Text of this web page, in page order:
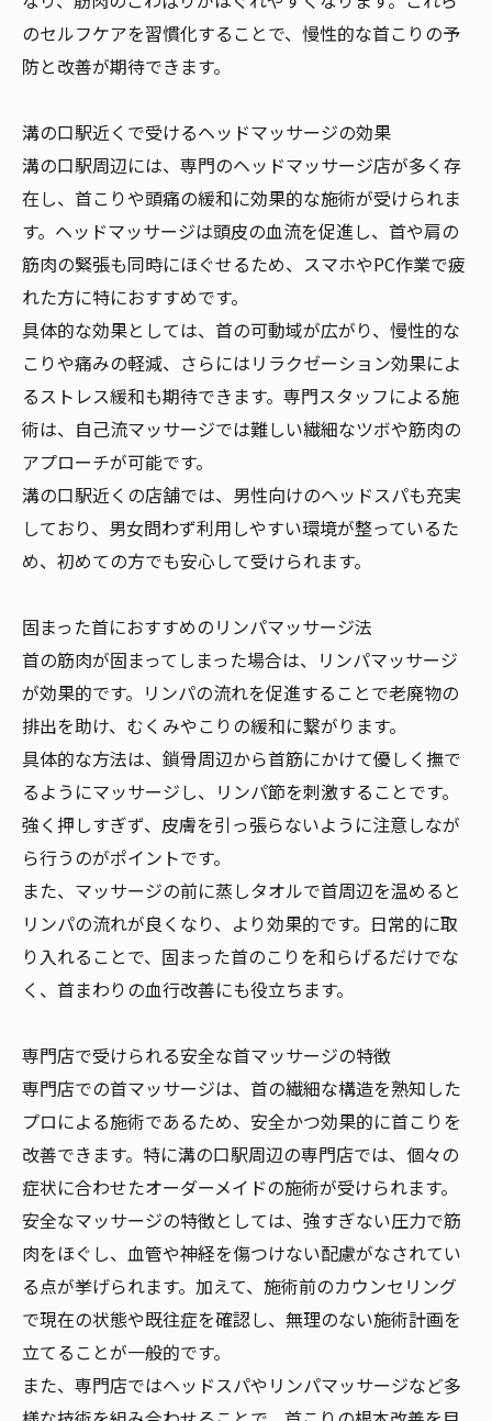
のセルフケアを習慣化することで、慢性的な首こりの予
防と改善が期待できます。
溝の口駅近くで受けるヘッドマッサージの効果
溝の口駅周辺には、専門のヘッドマッサージ店が多く存
在し、首こりや頭痛の緩和に効果的な施術が受けられま
す。ヘッドマッサージは頭皮の血流を促進し、首や肩の
筋肉の緊張も同時にほぐせるため、スマホやPC作業で疲
れた方に特におすすめです。
具体的な効果としては、首の可動域が広がり、慢性的な
こりや痛みの軽減、さらにはリラクゼーション効果によ
るストレス緩和も期待できます。専門スタッフによる施
術は、自己流マッサージでは難しい繊細なツボや筋肉の
アプローチが可能です。
溝の口駅近くの店舗では、男性向けのヘッドスパも充実
しており、男女問わず利用しやすい環境が整っているた
め、初めての方でも安心して受けられます。
固まった首におすすめのリンパマッサージ法
首の筋肉が固まってしまった場合は、リンパマッサージ
が効果的です。リンパの流れを促進することで老廃物の
排出を助け、むくみやこりの緩和に繋がります。
具体的な方法は、鎖骨周辺から首筋にかけて優しく撫で
るようにマッサージし、リンパ節を刺激することです。
強く押しすぎず、皮膚を引っ張らないように注意しなが
ら行うのがポイントです。
また、マッサージの前に蒸しタオルで首周辺を温めると
リンパの流れが良くなり、より効果的です。日常的に取
り入れることで、固まった首のこりを和らげるだけでな
く、首まわりの血行改善にも役立ちます。
専門店で受けられる安全な首マッサージの特徴
専門店での首マッサージは、首の繊細な構造を熟知した
プロによる施術であるため、安全かつ効果的に首こりを
改善できます。特に溝の口駅周辺の専門店では、個々の
症状に合わせたオーダーメイドの施術が受けられます。
安全なマッサージの特徴としては、強すぎない圧力で筋
肉をほぐし、血管や神経を傷つけない配慮がなされてい
る点が挙げられます。加えて、施術前のカウンセリング
で現在の状態や既往症を確認し、無理のない施術計画を
立てることが一般的です。
また、専門店ではヘッドスパやリンパマッサージなど多